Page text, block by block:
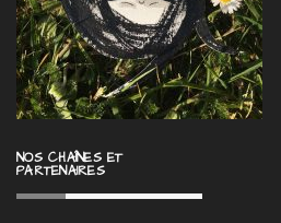
NOS CHAÎNES ET
PARTENAIRES